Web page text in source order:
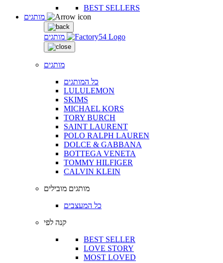
BEST SELLERS
מותגים
מותגים
כל המותגים
LULULEMON
SKIMS
MICHAEL KORS
TORY BURCH
SAINT LAURENT
POLO RALPH LAUREN
DOLCE & GABBANA
BOTTEGA VENETA
TOMMY HILFIGER
CALVIN KLEIN
מותגים מובילים
כל המעצבים
קנה לפי
BEST SELLER
LOVE STORY
MOST LOVED